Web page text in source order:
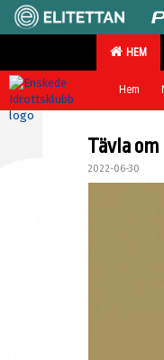
HEM
Hem
Tävla
2022-06-30